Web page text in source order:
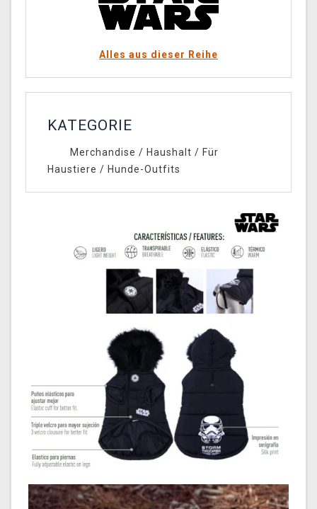
Alles aus dieser Reihe
KATEGORIE
Merchandise / Haushalt / Für
Haustiere / Hunde-Outfits